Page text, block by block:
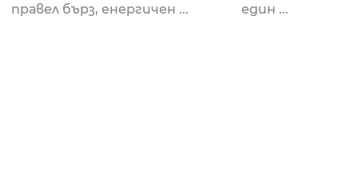
правел бърз, енергичен ...
един ...